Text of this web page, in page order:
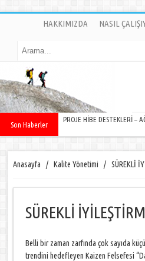
HAKKIMIZDA NASIL
Son Haberler
PROJE HİBE DESTEKLERİ –
Anasayfa / Kalite Yönetimi / SÜREKLİ
SÜREKLİ
Belli bir zaman zarfında çok sayıda
trendini hedefleyen Kaizen Felsefesi